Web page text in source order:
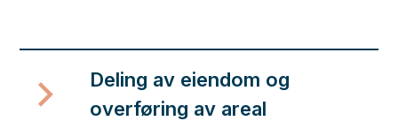
Deling av eiendom og
overføring av areal